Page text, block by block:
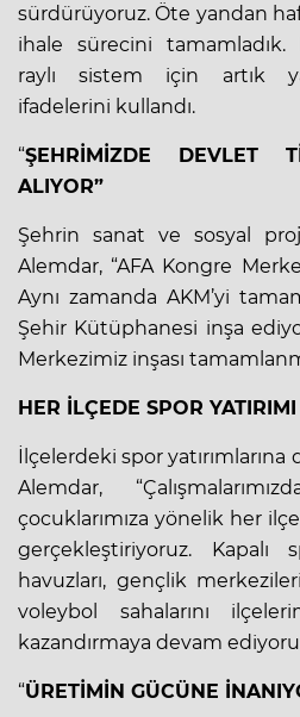
sürdürüyoruz. Öte yandan
ihale sürecini
raylı sistem için artık
ifadelerini kullandı.
“ŞEHRİMİZDE DEVLET
ALIYOR”
Şehrin sanat ve sosyal
Alemdar, “AFA Kongre
Aynı zamanda AKM’yi
Şehir Kütüphanesi inşa
Merkezimiz inşası
HER İLÇEDE SPOR YATIRIMI
İlçelerdeki spor
Alemdar,
çocuklarımıza yönelik her
gerçekleştiriyoruz. Kapalı
havuzları, gençlik
voleybol sahalarını
kazandırmaya devam
“ÜRETİMİN GÜCÜNE